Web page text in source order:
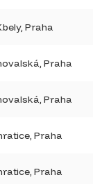
Praha
Praha
Praha
Praha
Praha